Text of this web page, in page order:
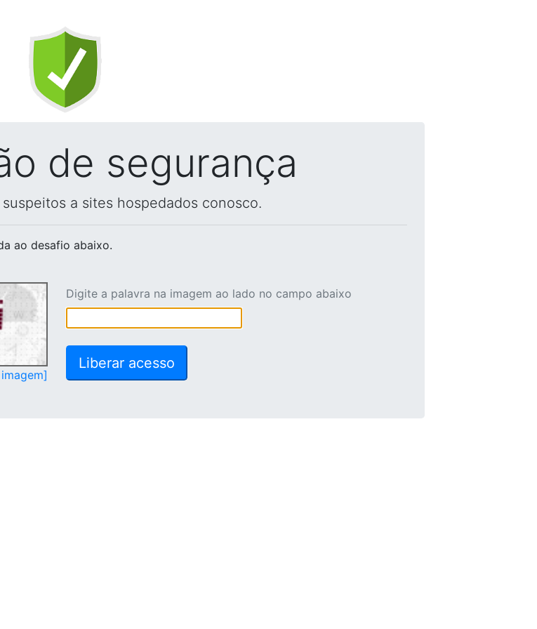
de segurança
a sites hospedados conosco.
ao desafio abaixo.
Digite a palavra na imagem ao lado no campo abaixo